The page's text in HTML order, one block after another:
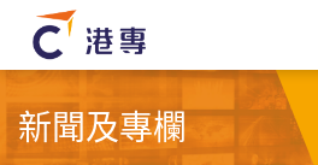
新聞及專欄